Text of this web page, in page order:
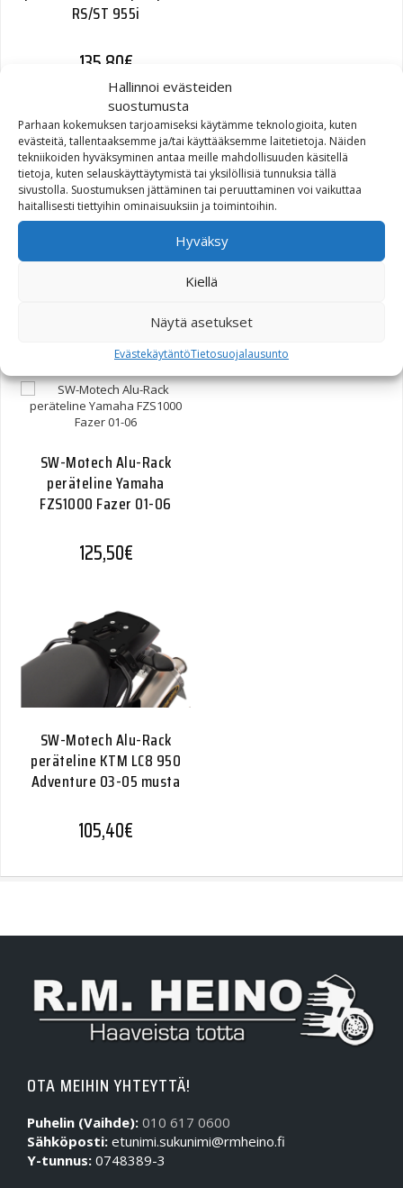
Hallinnoi evästeiden
suostumusta
Parhaan kokemuksen tarjoamiseksi käytämme teknologioita, kuten
evästeitä, tallentaaksemme ja/tai käyttääksemme laitetietoja. Näiden
tekniikoiden hyväksyminen antaa meille mahdollisuuden käsitellä
tietoja, kuten selauskäyttäytymistä tai yksilöllisiä tunnuksia tällä
sivustolla. Suostumuksen jättäminen tai peruuttaminen voi vaikuttaa
haitallisesti tiettyihin ominaisuuksiin ja toimintoihin.
Hyväksy
Kiellä
Näytä asetukset
EvästekäytäntöTietosuojalausunto
RS/ST 955i
135,80€
peräteline Yamaha FZS600
SW-Motech Alu-Rack
peräteline Yamaha
FZS1000 Fazer 01-06
125,50€
SW-Motech Alu-Rack
peräteline KTM LC8 950
Adventure 03-05 musta
105,40€
OTA MEIHIN YHTEYTTÄ!
Puhelin (Vaihde): 010 617 0600
Sähköposti: etunimi.sukunimi@rmheino.fi
Y-tunnus: 0748389-3